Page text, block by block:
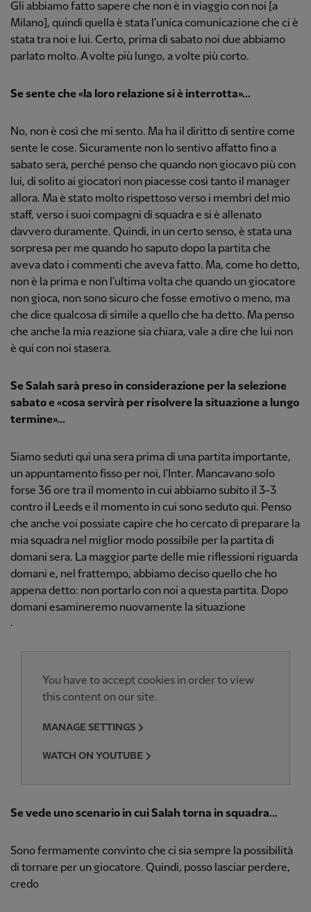
Gli abbiamo fatto sapere che non è in viaggio con noi [a
Milano], quindi quella è stata l'unica comunicazione che ci è
stata tra noi e lui. Certo, prima di sabato noi due abbiamo
parlato molto. A volte più lungo, a volte più corto.
Se sente che «la loro relazione si è interrotta»...
No, non è così che mi sento. Ma ha il diritto di sentire come
sente le cose. Sicuramente non lo sentivo affatto fino a
sabato sera, perché penso che quando non giocavo più con
lui, di solito ai giocatori non piacesse così tanto il manager
allora. Ma è stato molto rispettoso verso i membri del mio
staff, verso i suoi compagni di squadra e si è allenato
davvero duramente. Quindi, in un certo senso, è stata una
sorpresa per me quando ho saputo dopo la partita che
aveva dato i commenti che aveva fatto. Ma, come ho detto,
non è la prima e non l'ultima volta che quando un giocatore
non gioca, non sono sicuro che fosse emotivo o meno, ma
che dice qualcosa di simile a quello che ha detto. Ma penso
che anche la mia reazione sia chiara, vale a dire che lui non
è qui con noi stasera.
Se Salah sarà preso in considerazione per la selezione
sabato e «cosa servirà per risolvere la situazione a lungo
termine»...
Siamo seduti qui una sera prima di una partita importante,
un appuntamento fisso per noi, l'Inter. Mancavano solo
forse 36 ore tra il momento in cui abbiamo subito il 3-3
contro il Leeds e il momento in cui sono seduto qui. Penso
che anche voi possiate capire che ho cercato di preparare la
mia squadra nel miglior modo possibile per la partita di
domani sera. La maggior parte delle mie riflessioni riguarda
domani e, nel frattempo, abbiamo deciso quello che ho
appena detto: non portarlo con noi a questa partita. Dopo
domani esamineremo nuovamente la situazione
.
You have to accept cookies in order to view
this content on our site.
MANAGE SETTINGS
WATCH ON YOUTUBE
Se vede uno scenario in cui Salah torna in squadra...
Sono fermamente convinto che ci sia sempre la possibilità
di tornare per un giocatore. Quindi, posso lasciar perdere,
credo